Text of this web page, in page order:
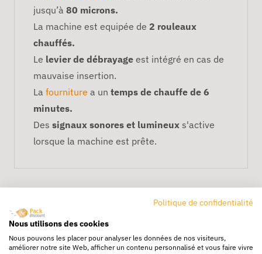
jusqu’à 80 microns.
La machine est equipée de 2 rouleaux
chauffés.
Le levier de débrayage est intégré en cas de
mauvaise insertion.
La fourniture a un temps de chauffe de 6
minutes.
Des signaux sonores et lumineux s'active
lorsque la machine est prête.
Politique de confidentialité
Nous utilisons des cookies
Nous pouvons les placer pour analyser les données de nos visiteurs,
améliorer notre site Web, afficher un contenu personnalisé et vous faire vivre